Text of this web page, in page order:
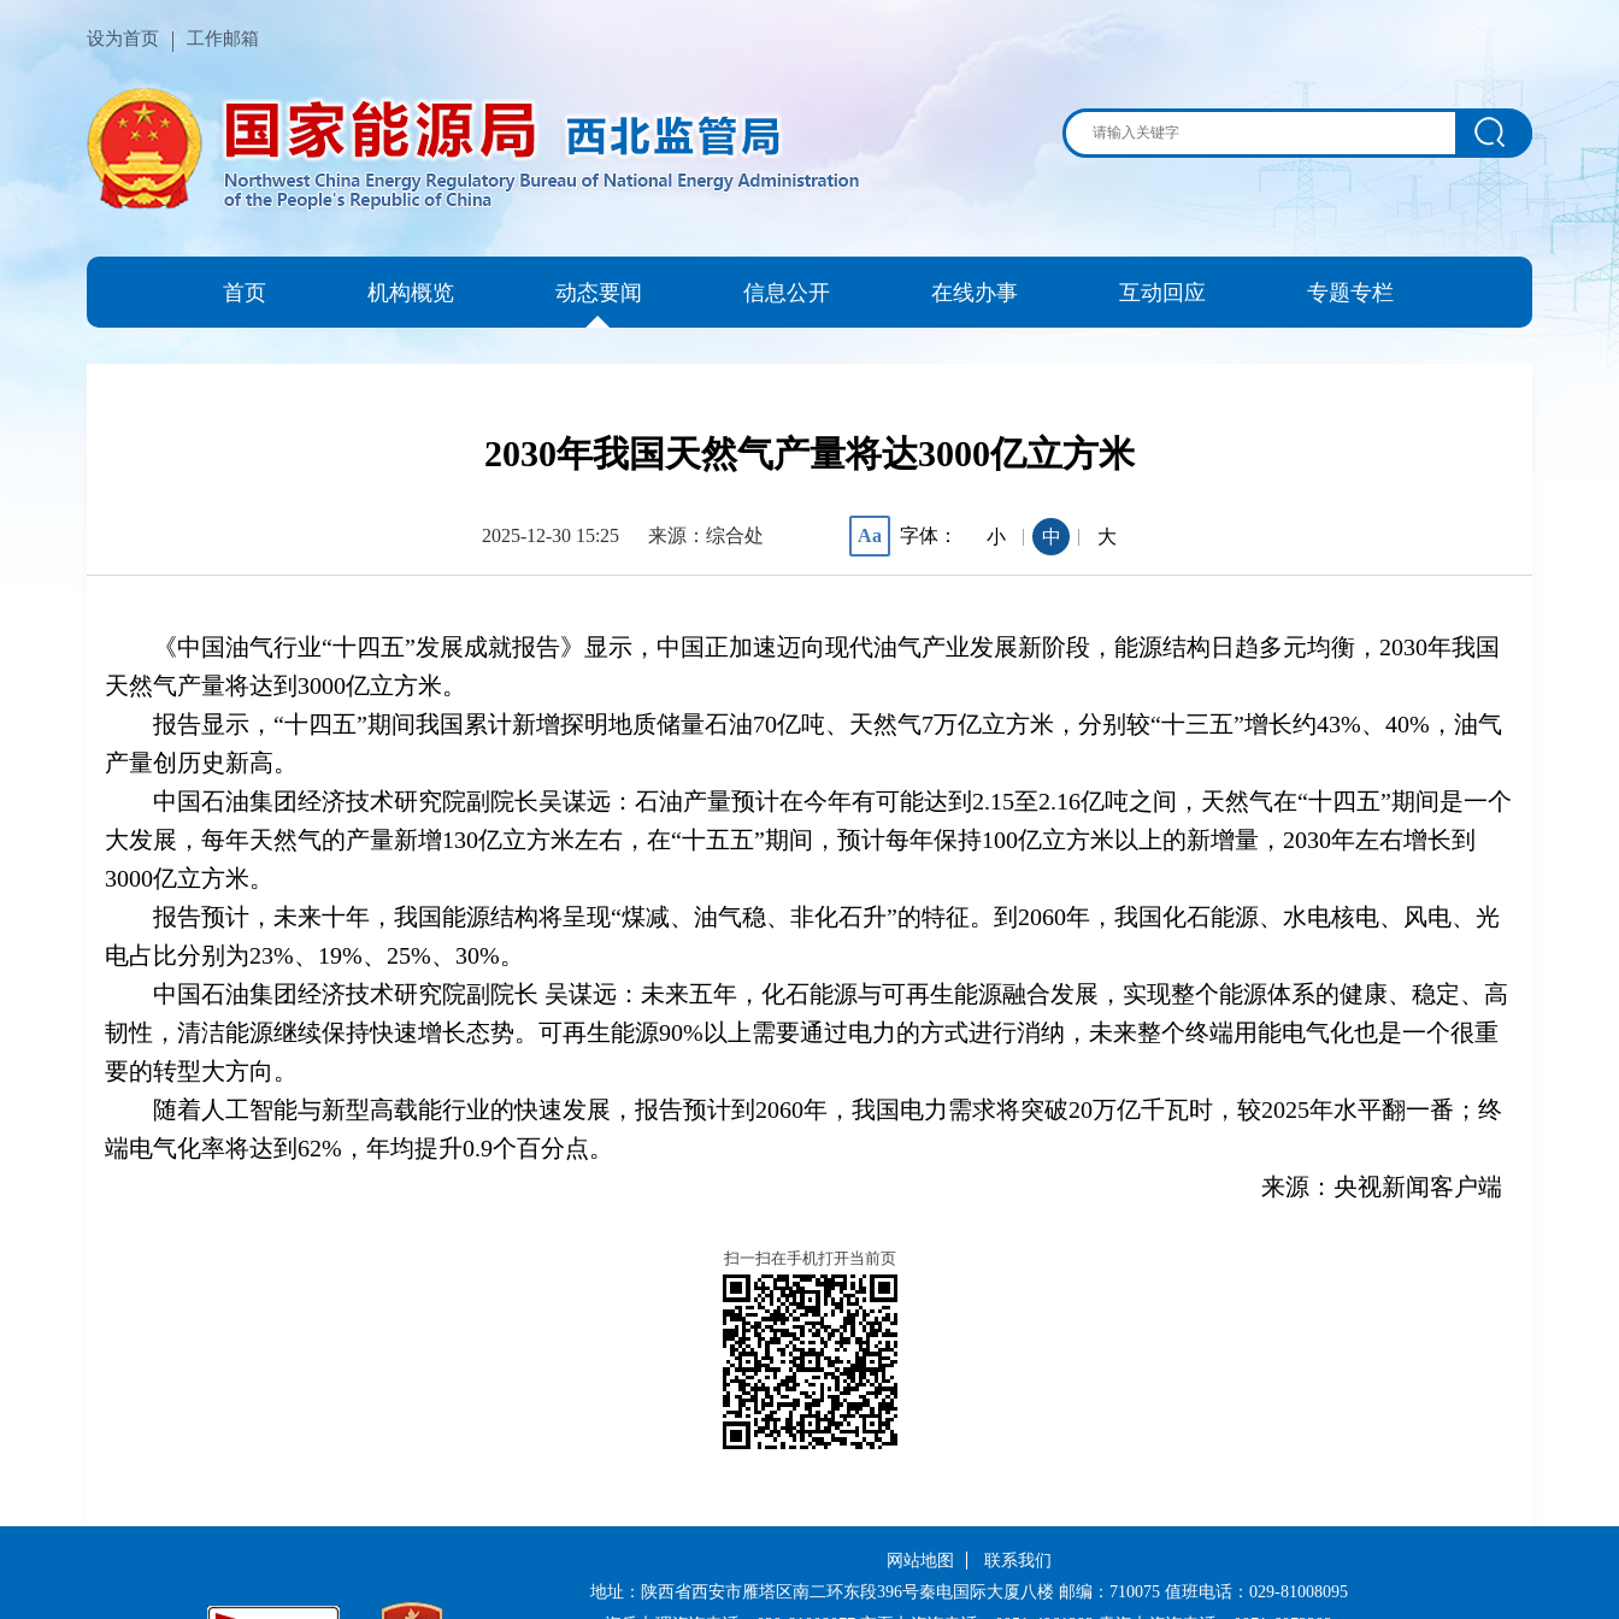
设为首页 工作邮箱
首页 机构概览 动态要闻 信息公开 在线办事 互动回应 专题专栏
2030年我国天然气产量将达3000亿立方米
2025-12-30 15:25 来源：综合处 Aa 字体： 小 | 中 | 大
《中国油气行业“十四五”发展成就报告》显示，中国正加速迈向现代油气产业发展新阶段，能源结构日趋多元均衡，2030年我国
天然气产量将达到3000亿立方米。
报告显示，“十四五”期间我国累计新增探明地质储量石油70亿吨、天然气7万亿立方米，分别较“十三五”增长约43%、40%，油气
产量创历史新高。
中国石油集团经济技术研究院副院长吴谋远：石油产量预计在今年有可能达到2.15至2.16亿吨之间，天然气在“十四五”期间是一个
大发展，每年天然气的产量新增130亿立方米左右，在“十五五”期间，预计每年保持100亿立方米以上的新增量，2030年左右增长到
3000亿立方米。
报告预计，未来十年，我国能源结构将呈现“煤减、油气稳、非化石升”的特征。到2060年，我国化石能源、水电核电、风电、光
电占比分别为23%、19%、25%、30%。
中国石油集团经济技术研究院副院长 吴谋远：未来五年，化石能源与可再生能源融合发展，实现整个能源体系的健康、稳定、高
韧性，清洁能源继续保持快速增长态势。可再生能源90%以上需要通过电力的方式进行消纳，未来整个终端用能电气化也是一个很重
要的转型大方向。
随着人工智能与新型高载能行业的快速发展，报告预计到2060年，我国电力需求将突破20万亿千瓦时，较2025年水平翻一番；终
端电气化率将达到62%，年均提升0.9个百分点。
来源：央视新闻客户端
扫一扫在手机打开当前页
网站地图
联系我们
地址：陕西省西安市雁塔区南二环东段396号秦电国际大厦八楼 邮编：710075 值班电话：029-81008095